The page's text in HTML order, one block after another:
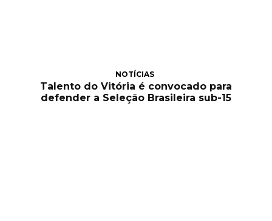
NOTÍCIAS
Talento do Vitória é convocado para
defender a Seleção Brasileira sub-15